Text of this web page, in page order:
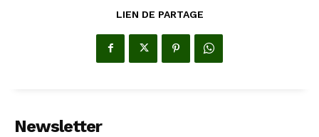
LIEN DE PARTAGE
Newsletter